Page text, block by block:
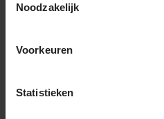
Noodzakelijk
Voorkeuren
Statistieken
245/40R19 98Y EXTRALOAD
245/50R19 105Y EXTRALOAD
255/45R19 104Y EXTRALOAD